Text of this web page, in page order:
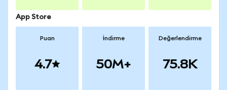
App Store
Puan
4.7
İndirme
50M+
Değerlendirme
75.8K